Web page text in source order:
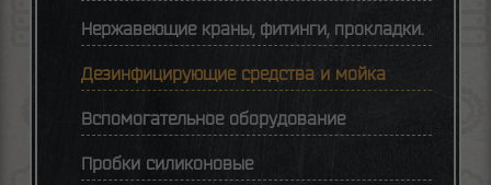
Нержавеющие краны, фитинги, прокладки.
Дезинфицирующие средства и мойка
Вспомогательное оборудование
Пробки силиконовые